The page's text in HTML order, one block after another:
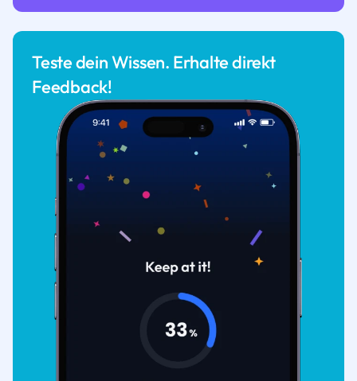
Teste dein Wissen. Erhalte direkt
Feedback!